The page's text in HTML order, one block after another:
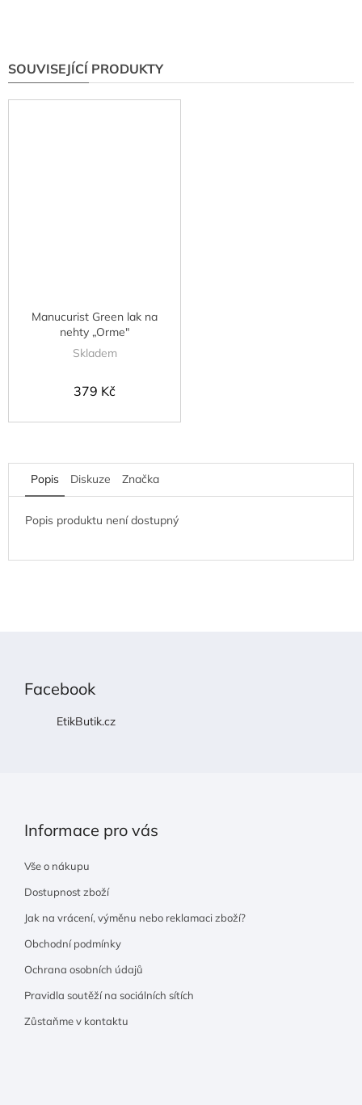
SOUVISEJÍCÍ PRODUKTY
Manucurist Green lak na
nehty „Orme"
Skladem
379 Kč
Popis Diskuze Značka
Popis produktu není dostupný
Facebook
EtikButik.cz
Informace pro vás
Vše o nákupu
Dostupnost zboží
Jak na vrácení, výměnu nebo reklamaci zboží?
Obchodní podmínky
Ochrana osobních údajů
Pravidla soutěží na sociálních sítích
Zůstaňme v kontaktu